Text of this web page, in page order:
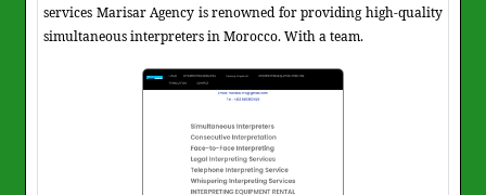
services Marisar Agency is renowned for providing high-quality
simultaneous interpreters in Morocco. With a team.